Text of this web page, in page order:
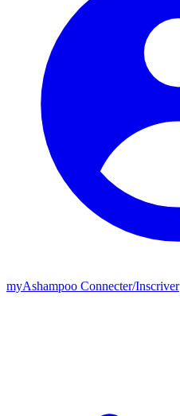
myAshampoo Connecter/Inscriver